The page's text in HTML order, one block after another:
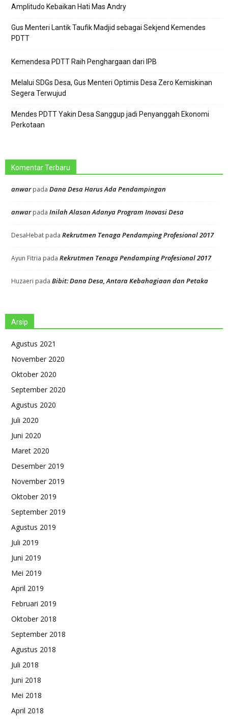
Amplitudo Kebaikan Hati Mas Andry
Gus Menteri Lantik Taufik Madjid sebagai Sekjend Kemendes
PDTT
Kemendesa PDTT Raih Penghargaan dari IPB
Melalui SDGs Desa, Gus Menteri Optimis Desa Zero Kemiskinan
Segera Terwujud
Mendes PDTT Yakin Desa Sanggup jadi Penyanggah Ekonomi
Perkotaan
Komentar Terbaru
anwarpada Dana Desa Harus Ada Pendampingan
anwarpada Inilah Alasan Adanya Program Inovasi Desa
DesaHebat pada Rekrutmen Tenaga Pendamping Profesional 2017
Ayun Fitria pada Rekrutmen Tenaga Pendamping Profesional 2017
Huzaeri pada Bibit: Dana Desa, Antara Kebahagiaan dan Petaka
Arsip
Agustus 2021
November 2020
Oktober 2020
September 2020
Agustus 2020
Juli 2020
Juni 2020
Maret 2020
Desember 2019
November 2019
Oktober 2019
September 2019
Agustus 2019
Juli 2019
Juni 2019
Mei 2019
April 2019
Februari 2019
Oktober 2018
September 2018
Agustus 2018
Juli 2018
Juni 2018
Mei 2018
April 2018